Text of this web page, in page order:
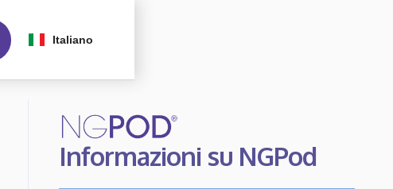
Italiano
Informazioni su NGPod